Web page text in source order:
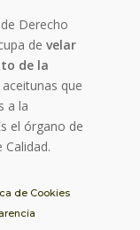
Derecho
develar
de la
que
a la
el órgano de
de Cookies